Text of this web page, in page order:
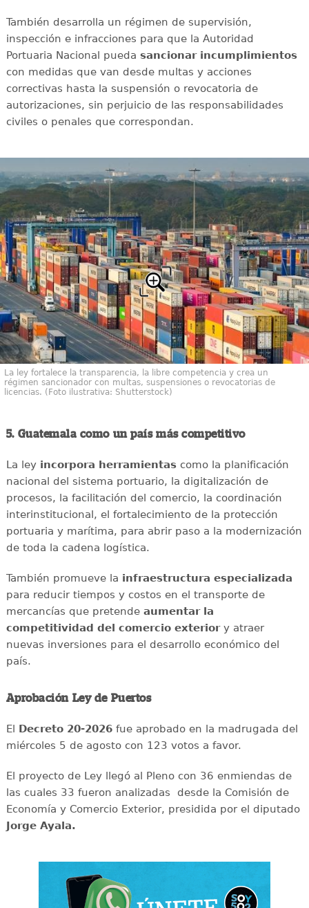
También desarrolla un régimen de supervisión,
inspección e infracciones para que la Autoridad
Portuaria Nacional pueda sancionar incumplimientos
con medidas que van desde multas y acciones
correctivas hasta la suspensión o revocatoria de
autorizaciones, sin perjuicio de las responsabilidades
civiles o penales que correspondan.
La ley fortalece la transparencia, la libre competencia y crea un
régimen sancionador con multas, suspensiones o revocatorias de
licencias. (Foto ilustrativa: Shutterstock)
5. Guatemala como un país más competitivo
La ley incorpora herramientascomo la planificación
nacional del sistema portuario, la digitalización de
procesos, la facilitación del comercio, la coordinación
interinstitucional, el fortalecimiento de la protección
portuaria y marítima, para abrir paso a la modernización
de toda la cadena logística.
También promueve la infraestructura especializada
para reducir tiempos y costos en el transporte de
mercancías que pretende aumentar la
competitividad del comercio exteriory atraer
nuevas inversiones para el desarrollo económico del
país.
Aprobación Ley de Puertos
El Decreto 20-2026fue aprobado en la madrugada del
miércoles 5 de agosto con 123 votos a favor.
El proyecto de Ley llegó al Pleno con 36 enmiendas de
las cuales 33 fueron analizadas desde la Comisión de
Economía y Comercio Exterior, presidida por el diputado
Jorge Ayala.